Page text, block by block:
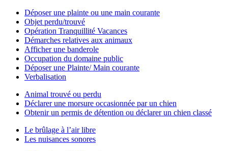
Déposer une plainte ou une main courante
Objet perdu/trouvé
Opération Tranquillité Vacances
Démarches relatives aux animaux
Afficher une banderole
Occupation du domaine public
Déposer une Plainte/ Main courante
Verbalisation
Animal trouvé ou perdu
Déclarer une morsure occasionnée par un chien
Obtenir un permis de détention ou déclarer un chien classé
Le brûlage à l’air libre
Les nuisances sonores